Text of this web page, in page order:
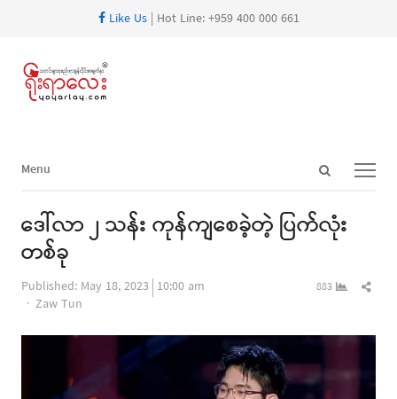
Like Us| Hot Line: +959 400 000 661
Open
Menu
Menu
ဒေါ်လာ ၂ သန်း ကုန်ကျစေခဲ့တဲ့ ပြက်လုံး
တစ်ခု
Published: May 18, 2023 10:00 am
Author
Zaw Tun
883